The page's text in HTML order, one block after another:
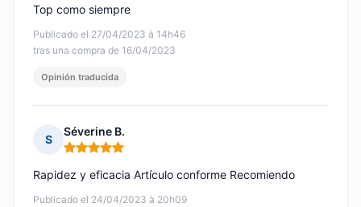
Publicado el 27/04/2023 à 14h46
tras una compra de 16/04/2023
Top como siempre
Opinión traducida
S
Séverine B.
Nota: 5 de 5
Publicado el 24/04/2023 à 20h09
Rapidez y eficacia Artículo conforme Recomiendo